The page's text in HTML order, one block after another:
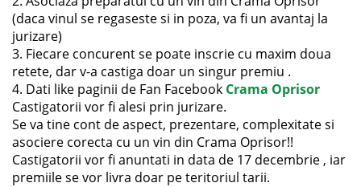
(daca vinul se regaseste si in poza, va fi un avantaj la
jurizare)
3. Fiecare concurent se poate inscrie cu maxim doua
retete, dar v-a castiga doar un singur premiu .
4. Dati like paginii de Fan Facebook Crama Oprisor
Castigatorii vor fi alesi prin jurizare.
Se va tine cont de aspect, prezentare, complexitate si
asociere corecta cu un vin din Crama Oprisor!!
Castigatorii vor fi anuntati in data de 17 decembrie , iar
premiile se vor livra doar pe teritoriul tarii.